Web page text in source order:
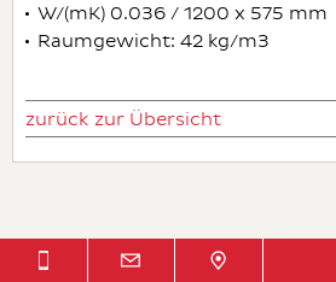
W/(mK) 0.036 / 1200 x 575 mm
Raumgewicht: 42 kg/m3
zurück zur Übersicht